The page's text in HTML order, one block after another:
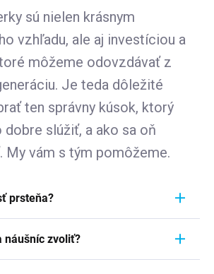
sú nielen krásnym
vzhľadu, ale aj investíciou a
môžeme odovzdávať z
Je teda dôležité
ten správny kúsok, ktorý
dobre slúžiť, a ako sa oň
My vám s tým pomôžeme.
prsteňa?
veľkosť, vezmite pravítko a
na prstienok, ktorý momentálne
náušníc zvoliť?